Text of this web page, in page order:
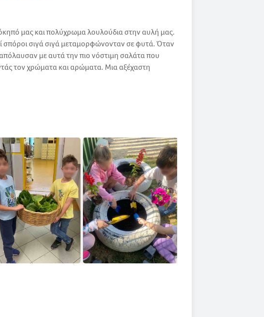
μας και πολύχρωμα λουλούδια στην αυλή μας.
σπόροι σιγά σιγά μεταμορφώνονταν σε φυτά. Όταν
με αυτά την πιο νόστιμη σαλάτα που
τον χρώματα και αρώματα. Μια αξέχαστη